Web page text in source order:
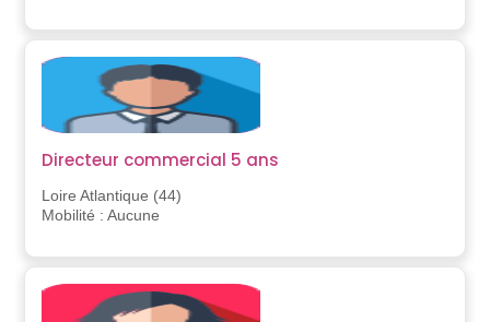
Directeur commercial 5 ans
Loire Atlantique (44)
Mobilité : Aucune